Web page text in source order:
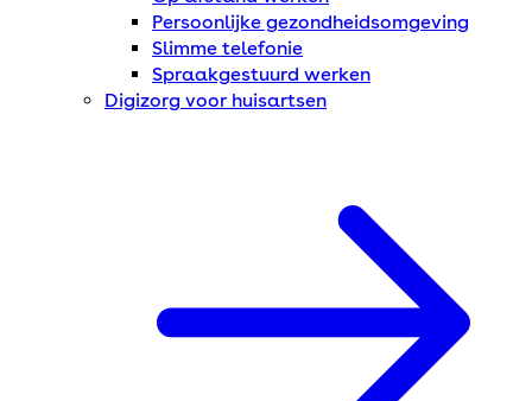
Persoonlijke gezondheidsomgeving
Slimme telefonie
Spraakgestuurd werken
Digizorg voor huisartsen